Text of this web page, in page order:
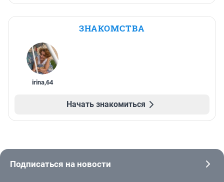
ЗНАКОМСТВА
irina,64
Начать знакомиться
Подписаться на новости